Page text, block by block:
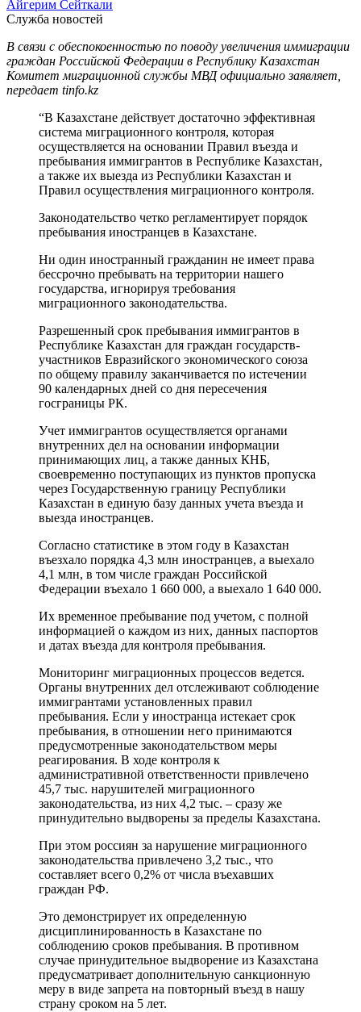
Айгерим Сейткали
Служба новостей
В связи с обеспокоенностью по поводу увеличения иммиграции
граждан Российской Федерации в Республику Казахстан
Комитет миграционной службы МВД официально заявляет,
передает tinfo.kz
“В Казахстане действует достаточно эффективная
система миграционного контроля, которая
осуществляется на основании Правил въезда и
пребывания иммигрантов в Республике Казахстан,
а также их выезда из Республики Казахстан и
Правил осуществления миграционного контроля.
Законодательство четко регламентирует порядок
пребывания иностранцев в Казахстане.
Ни один иностранный гражданин не имеет права
бессрочно пребывать на территории нашего
государства, игнорируя требования
миграционного законодательства.
Разрешенный срок пребывания иммигрантов в
Республике Казахстан для граждан государств-
участников Евразийского экономического союза
по общему правилу заканчивается по истечении
90 календарных дней со дня пересечения
госграницы РК.
Учет иммигрантов осуществляется органами
внутренних дел на основании информации
принимающих лиц, а также данных КНБ,
своевременно поступающих из пунктов пропуска
через Государственную границу Республики
Казахстан в единую базу данных учета въезда и
выезда иностранцев.
Согласно статистике в этом году в Казахстан
въезхало порядка 4,3 млн иностранцев, а выехало
4,1 млн, в том числе граждан Российской
Федерации въехало 1 660 000, а выехало 1 640 000.
Их временное пребывание под учетом, с полной
информацией о каждом из них, данных паспортов
и датах въезда для контроля пребывания.
Мониторинг миграционных процессов ведется.
Органы внутренних дел отслеживают соблюдение
иммигрантами установленных правил
пребывания. Если у иностранца истекает срок
пребывания, в отношении него принимаются
предусмотренные законодательством меры
реагирования. В ходе контроля к
административной ответственности привлечено
45,7 тыс. нарушителей миграционного
законодательства, из них 4,2 тыс. – сразу же
принудительно выдворены за пределы Казахстана.
При этом россиян за нарушение миграционного
законодательства привлечено 3,2 тыс., что
составляет всего 0,2% от числа въехавших
граждан РФ.
Это демонстрирует их определенную
дисциплинированность в Казахстане по
соблюдению сроков пребывания. В противном
случае принудительное выдворение из Казахстана
предусматривает дополнительную санкционную
меру в виде запрета на повторный въезд в нашу
страну сроком на 5 лет.